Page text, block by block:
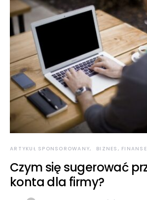
ARTYKUŁ SPONSOROWANY BIZNES, FINANSE
Czym się sugerować
konta dla firmy?